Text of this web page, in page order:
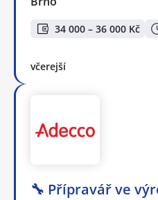
34 000 – 36 000 Kč
včerejší
🔧 Přípravář ve